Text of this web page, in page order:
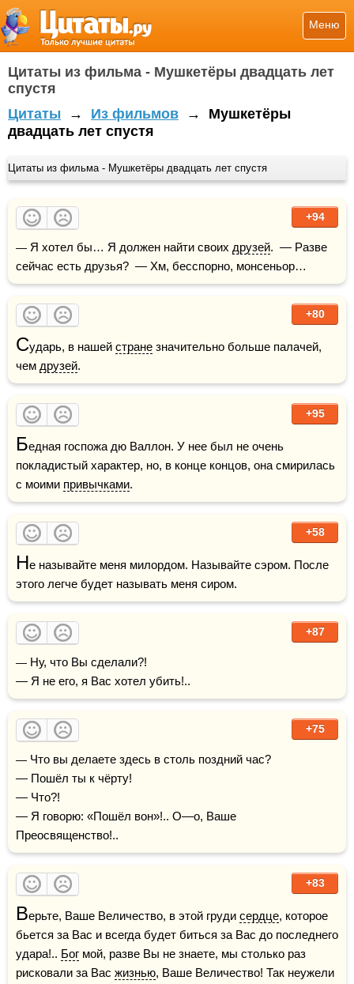
Меню
Цитаты из фильма - Мушкетёры двадцать лет
спустя
Цитаты → Из фильмов → Мушкетёры
двадцать лет спустя
Цитаты из фильма - Мушкетёры двадцать лет спустя
+94
— Я хотел бы… Я должен найти своих друзей.  — Разве
сейчас есть друзья?  — Хм, бесспорно, монсеньор…
+80
Сударь, в нашей стране значительно больше палачей,
чем друзей.
+95
Бедная госпожа дю Валлон. У нее был не очень
покладистый характер, но, в конце концов, она смирилась
с моими привычками.
+58
Не называйте меня милордом. Называйте сэром. После
этого легче будет называть меня сиром.
+87
— Ну, что Вы сделали?!
— Я не его, я Вас хотел убить!..
+75
— Что вы делаете здесь в столь поздний час?
— Пошёл ты к чёрту!
— Что?!
— Я говорю: «Пошёл вон»!.. О—о, Ваше
Преосвященство!..
+83
Верьте, Ваше Величество, в этой груди сердце, которое
бьется за Вас и всегда будет биться за Вас до последнего
удара!.. Бог мой, разве Вы не знаете, мы столько раз
рисковали за Вас жизнью, Ваше Величество! Так неужели